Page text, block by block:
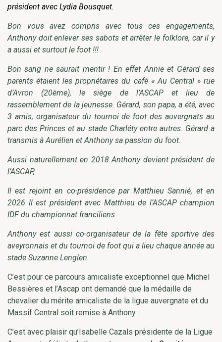
président avec Lydia Bousquet.
Bon vous avez compris avec tous ces engagements,
Anthony doit enlever ses sabots et arrêter le folklore, car il y
a aussi et surtout le foot !!!
Bon sang ne saurait mentir ! En effet Annie et Gérard ses
parents étaient les propriétaires du café « Au Central » rue
d’Avron (20ème), le siège de l’ASCAP et lieu de
rassemblement de la jeunesse. Gérard, son papa, a été, avec
3 amis, organisateur du tournoi de foot des auvergnats au
parc des Princes et au stade Charléty entre autres. Gérard a
transmis à Aurélien et Anthony sa passion du foot.
Aussi naturellement en 2018 Anthony devient président de
l’ASCAP,
Il est rejoint en co-présidence par Matthieu Sannié, et en
2026 Il est président avec Matthieu de l’ASCAP champion
IDF du championnat franciliens
Anthony est aussi co-organisateur de la fête sportive des
aveyronnais et du tournoi de foot qui a lieu chaque année au
stade Suzanne Lenglen.
C’est pour ce parcours amicaliste exceptionnel que Michel
Bessières et l’Ascap ont demandé que la médaille de
chevalier du mérite amicaliste de la ligue auvergnate et du
Massif Central soit remise à Anthony.
C’est avec plaisir qu’Isabelle Cazals présidente de la Ligue